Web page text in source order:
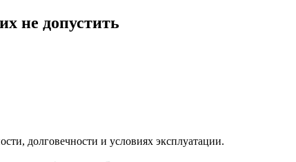
не допустить
долговечности и условиях эксплуатации.